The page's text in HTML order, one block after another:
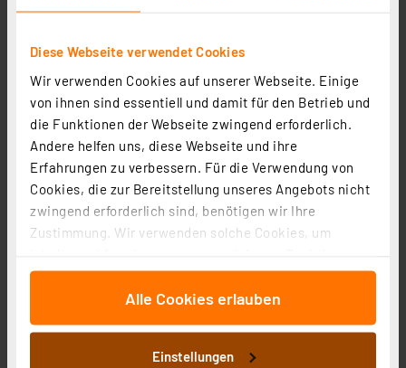
Diese Webseite verwendet Cookies
Wir verwenden Cookies auf unserer Webseite. Einige
von ihnen sind essentiell und damit für den Betrieb und
die Funktionen der Webseite zwingend erforderlich.
Andere helfen uns, diese Webseite und ihre
Erfahrungen zu verbessern. Für die Verwendung von
Cookies, die zur Bereitstellung unseres Angebots nicht
zwingend erforderlich sind, benötigen wir Ihre
Zustimmung. Wir verwenden solche Cookies, um
für soziale Medien anbieten zu können und die Zugriffe
auf unsere Website zu analysieren. Außerdem geben
wir Informationen zu Ihrer Verwendung unserer Website
an unsere Partner für soziale Medien, Werbung und
Analysen weiter. Unsere Partner führen diese
Alle Cookies erlauben
Einstellungen
inkl. MwSt.
Informationen zu Versandkosten
Adapter für Heizungsventil Herz, Comap u. a. M28 x 1,5
Artikel-Nr. 076030